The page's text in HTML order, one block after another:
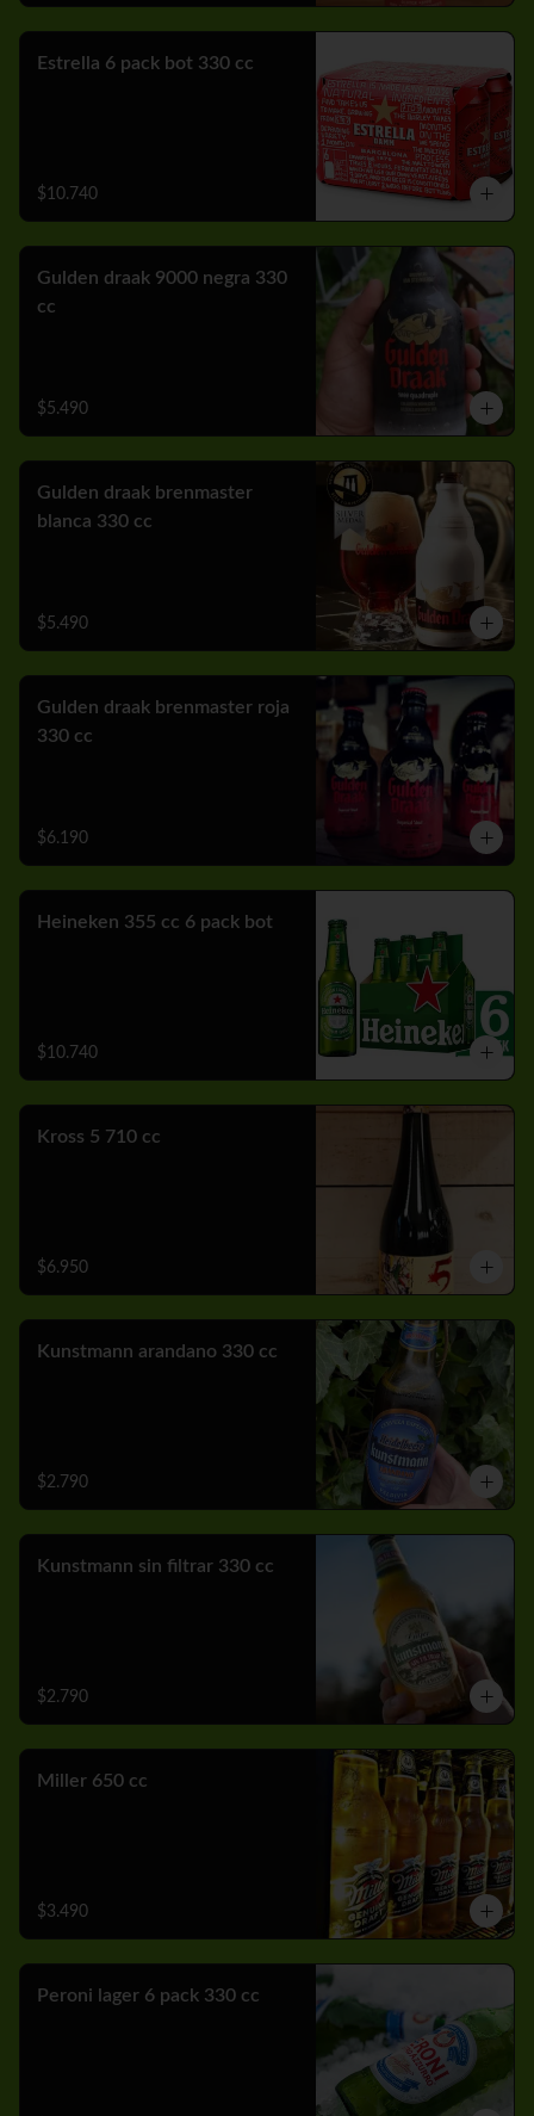
Estrella 6 pack bot 330 cc
$10.740
Gulden draak 9000 negra 330
cc
$5.490
Gulden draak brenmaster
blanca 330 cc
$5.490
Gulden draak brenmaster roja
330 cc
$6.190
Heineken 355 cc 6 pack bot
$10.740
Kross 5 710 cc
$6.950
Kunstmann arandano 330 cc
$2.790
Kunstmann sin filtrar 330 cc
$2.790
Miller 650 cc
$3.490
Peroni lager 6 pack 330 cc